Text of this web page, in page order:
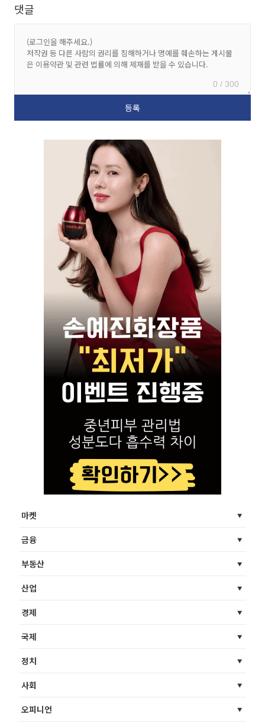
댓글
0 / 300
마켓
금융
부동산
산업
경제
국제
정치
사회
오피니언